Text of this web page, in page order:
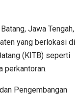
Jawa Tengah,
yang berlokasi di
(KITB) seperti
perkantoran.
Pengembangan